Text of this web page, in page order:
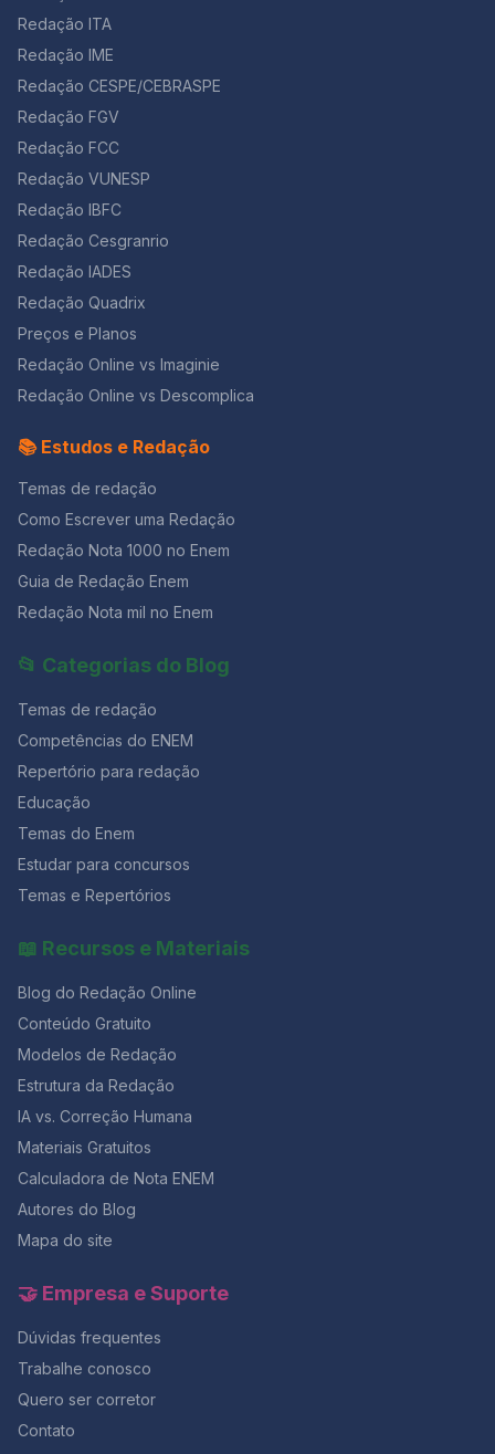
Redação ITA
Redação IME
Redação CESPE/CEBRASPE
Redação FGV
Redação FCC
Redação VUNESP
Redação IBFC
Redação Cesgranrio
Redação IADES
Redação Quadrix
Preços e Planos
Redação Online vs Imaginie
Redação Online vs Descomplica
📚 Estudos e Redação
Temas de redação
Como Escrever uma Redação
Redação Nota 1000 no Enem
Guia de Redação Enem
Redação Nota mil no Enem
📂 Categorias do Blog
Temas de redação
Competências do ENEM
Repertório para redação
Educação
Temas do Enem
Estudar para concursos
Temas e Repertórios
📖 Recursos e Materiais
Blog do Redação Online
Conteúdo Gratuito
Modelos de Redação
Estrutura da Redação
IA vs. Correção Humana
Materiais Gratuitos
Calculadora de Nota ENEM
Autores do Blog
Mapa do site
🤝 Empresa e Suporte
Dúvidas frequentes
Trabalhe conosco
Quero ser corretor
Contato